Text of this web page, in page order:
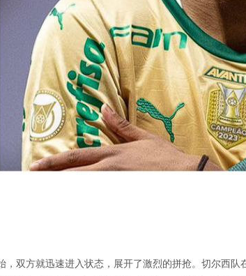
，双方就迅速进入状态，展开了激烈的拼抢。切尔西